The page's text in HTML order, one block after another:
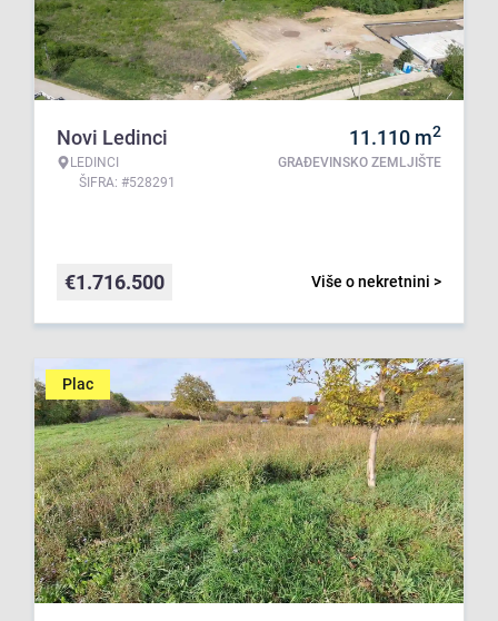
Novi Ledinci
LEDINCI
ŠIFRA: #528291
11.110 m2
GRAĐEVINSKO ZEMLJIŠTE
Više o nekretnini >
€1.716.500
Plac